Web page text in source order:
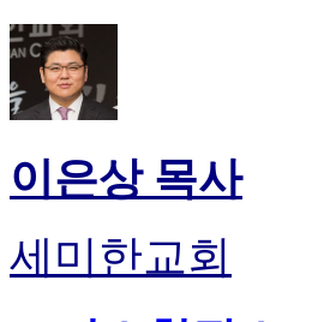
이은상 목사
세미한교회